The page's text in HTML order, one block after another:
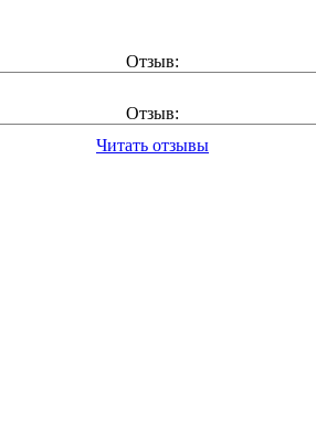
Отзыв:
Отзыв:
Читать отзывы